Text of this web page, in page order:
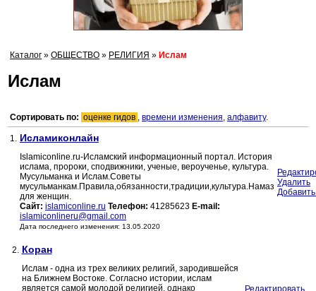
Каталог » ОБЩЕСТВО » РЕЛИГИЯ » Ислам
Ислам
Сортировать по: оценке гидов , времени изменения, алфавиту.
1. Исламиконлайн
Islamiconline.ru-Исламский информационный портал. История
ислама, пророки, сподвижники, ученые, вероученье, культура.
Мусульманка и Ислам.Советы
мусульманкам.Правила,обязанности,традиции,культура.Намаз
для женщин.
Сайт: islamiconline.ru Телефон: 41285623 E-mail:
islamiconlineru@gmail.com
Дата последнего изменения: 13.05.2020
Удалить
2. Коран
Ислам - одна из трех великих религий, зародившейся
на Ближнем Востоке. Согласно истории, ислам
является самой молодой религией, однако